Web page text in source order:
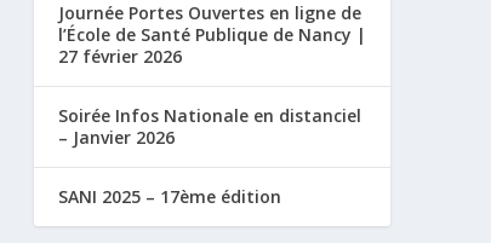
Journée Portes Ouvertes en ligne de
l’École de Santé Publique de Nancy |
27 février 2026
Soirée Infos Nationale en distanciel
– Janvier 2026
SANI 2025 – 17ème édition